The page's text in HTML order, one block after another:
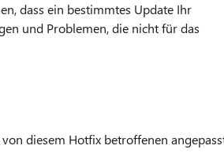
dass ein bestimmtes Update Ihr
und Problemen, die nicht für das
diesem Hotfix betroffenen